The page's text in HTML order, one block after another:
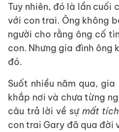
Tuy nhiên, đó là lần cuối
với con trai. Ông không
người cho rằng ông cố
con. Nhưng gia đình ông
đó.
Suốt nhiều năm qua,
khắp nơi và chưa từng
câu trả lời về sự mất
con trai Gary đã qua đời